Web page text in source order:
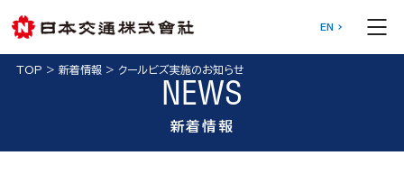
EN
TOP > 新着情報> クールビズ実施のお知らせ
NEWS
新着情報